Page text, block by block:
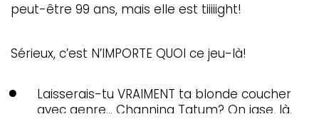
peut-être 99 ans, mais elle est tiiiiight!
Sérieux, c’est N’IMPORTE QUOI ce jeu-là!
Laisserais-tu VRAIMENT ta blonde coucher
avec genre… Channing Tatum? On jase, là.